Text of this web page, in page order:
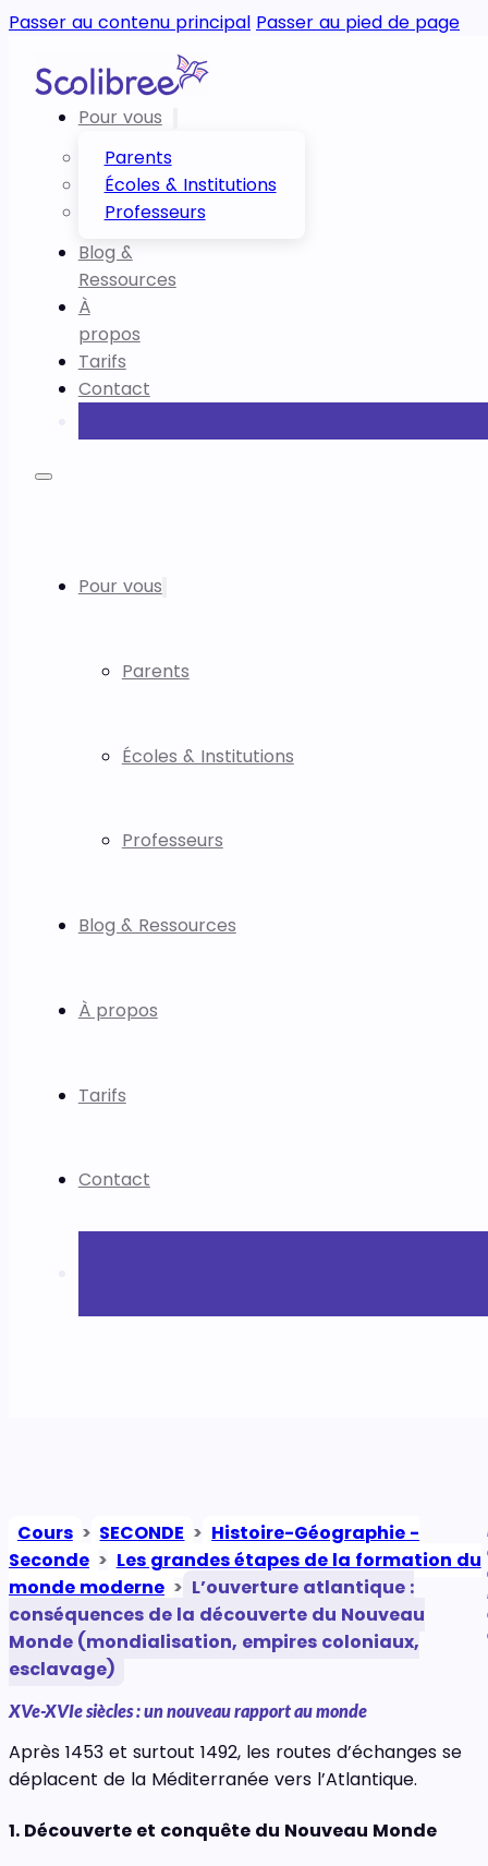
Passer au contenu principal Passer au pied de page
Pour vous
Parents
Écoles & Institutions
Professeurs
Blog &
Ressources
À
propos
Tarifs
Contact
Pour vous
Parents
Écoles & Institutions
Professeurs
Blog & Ressources
À propos
Tarifs
Contact
Cours > SECONDE > Histoire-Géographie -
Seconde > Les grandes étapes de la formation du
monde moderne > L’ouverture atlantique :
conséquences de la découverte du Nouveau
Monde (mondialisation, empires coloniaux,
esclavage)
XVe-XVIe siècles : un nouveau rapport au monde
Après 1453 et surtout 1492, les routes d’échanges se
déplacent de la Méditerranée vers l’Atlantique.
1. Découverte et conquête du Nouveau Monde